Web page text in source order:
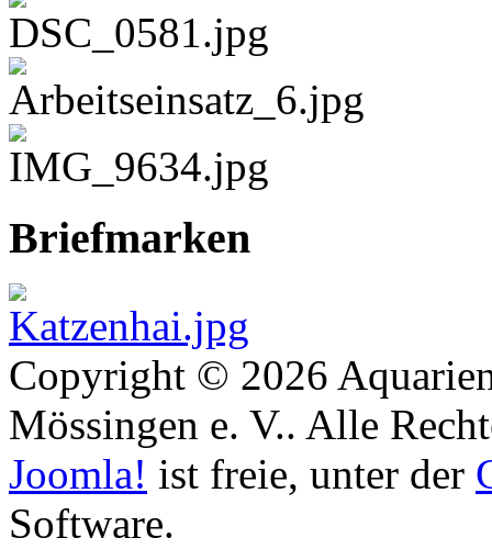
Briefmarken
Copyright © 2026
Mössingen e. V.. Alle
Joomla! ist freie, unter der
Software.